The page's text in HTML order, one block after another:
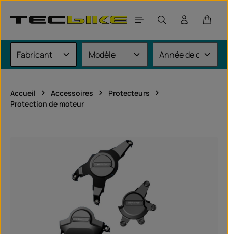
Le
Accueil Accessoires
Protecteurs
Protection de moteur